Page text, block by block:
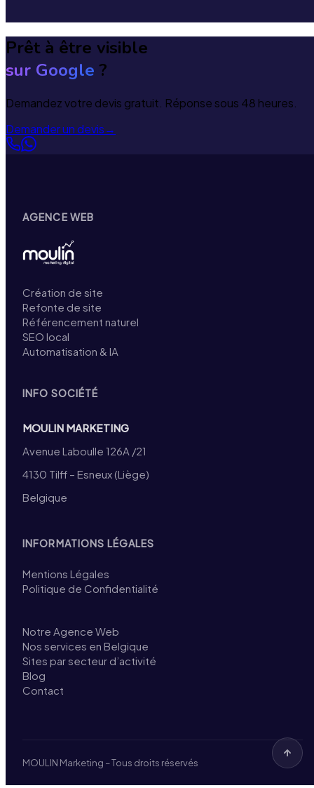
Prêt à être visible
sur Google ?
Demandez votre devis gratuit. Réponse sous 48 heures.
Demander un devis→
AGENCE WEB
Création de site
Refonte de site
Référencement naturel
SEO local
Automatisation & IA
INFO SOCIÉTÉ
MOULIN MARKETING
Avenue Laboulle 126A /21
4130 Tilff – Esneux (Liège)
Belgique
INFORMATIONS LÉGALES
Mentions Légales
Politique de Confidentialité
Notre Agence Web
Nos services en Belgique
Sites par secteur d’activité
Blog
Contact
MOULIN Marketing – Tous droits réservés